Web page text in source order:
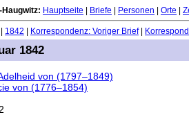
Hauptseite Briefe Personen Orte
1842 Korrespondenz: Voriger Brief|
1842
von (1797–1849)
von (1776–1854)